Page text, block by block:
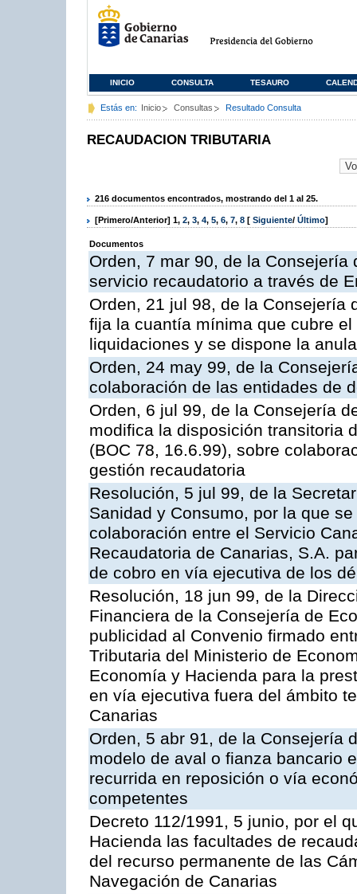
INICIO CONSULTA TESAURO
Estás en: Inicio Consultas Resultado Consulta
RECAUDACION TRIBUTARIA
216 documentos encontrados, mostrando del 1 al 25.
[Primero/Anterior] 1, 2, 3, 4, 5, 6, 7, 8 [ Siguiente/ Último]
Documentos
Orden, 7 mar 90, de la
servicio recaudatorio a través de
Orden, 21 jul 98, de la Consejería
fija la cuantía mínima que cubre
liquidaciones y se dispone la
Orden, 24 may 99, de la
colaboración de las entidades de
Orden, 6 jul 99, de la Consejería
modifica la disposición transitoria
(BOC 78, 16.6.99), sobre
gestión recaudatoria
Resolución, 5 jul 99, de la
Sanidad y Consumo, por la que
colaboración entre el Servicio
Recaudatoria de Canarias, S.A.
de cobro en vía ejecutiva de los
Resolución, 18 jun 99, de la
Financiera de la Consejería de
publicidad al Convenio firmado
Tributaria del Ministerio de
Economía y Hacienda para la
en vía ejecutiva fuera del ámbito
Canarias
Orden, 5 abr 91, de la Consejería
modelo de aval o fianza bancario
recurrida en reposición o vía
competentes
Decreto 112/1991, 5 junio, por el
Hacienda las facultades de
del recurso permanente de las
Navegación de Canarias